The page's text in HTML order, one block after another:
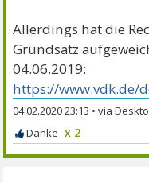
Allerdings hat die
Grundsatz
04.06.2019:
https://www.vdk.de/
04.02.2020 23:13 •
x 2